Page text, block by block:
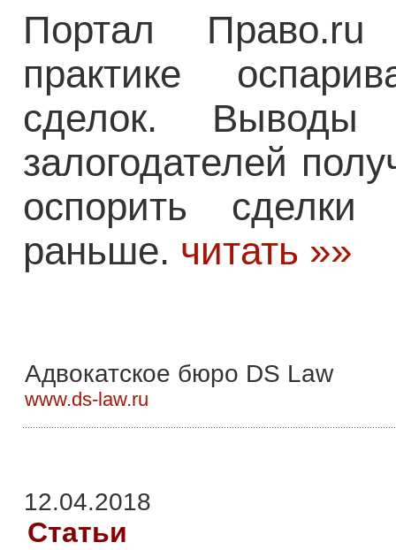
Портал
практике
сделок.
залогодателей
оспорить
раньше. читать »»
Адвокатское бюро DS Law
www.ds-law.ru
12.04.2018
Статьи